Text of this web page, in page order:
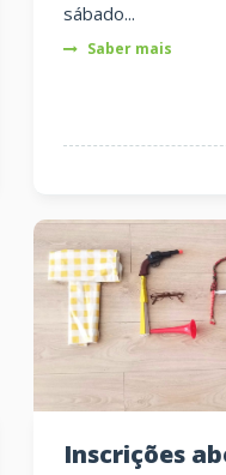
sábado...
Saber mais
Inscrições